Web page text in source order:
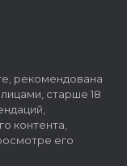
рекомендована
старше 18
контента,
его